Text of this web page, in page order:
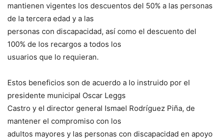
mantienen vigentes los descuentos del 50% a las personas
de la tercera edad y a las
personas con discapacidad, así como el descuento del
100% de los recargos a todos los
usuarios que lo requieran.
Estos beneficios son de acuerdo a lo instruido por el
presidente municipal Oscar Leggs
Castro y el director general Ismael Rodríguez Piña, de
mantener el compromiso con los
adultos mayores y las personas con discapacidad en apoyo